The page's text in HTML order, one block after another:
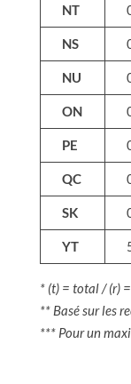
NT
NS
NU
ON
PE
QC
SK
YT
* (t) = total / (r)
** Basé sur les
*** Pour un